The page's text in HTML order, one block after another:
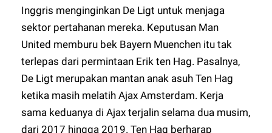
Inggris menginginkan De Ligt untuk menjaga
sektor pertahanan mereka. Keputusan Man
United memburu bek Bayern Muenchen itu tak
terlepas dari permintaan Erik ten Hag. Pasalnya,
De Ligt merupakan mantan anak asuh Ten Hag
ketika masih melatih Ajax Amsterdam. Kerja
sama keduanya di Ajax terjalin selama dua musim,
dari 2017 hingga 2019. Ten Hag berharap